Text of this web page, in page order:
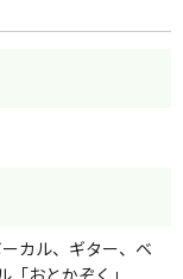
カル、ギター、ベ
おとかぞく」